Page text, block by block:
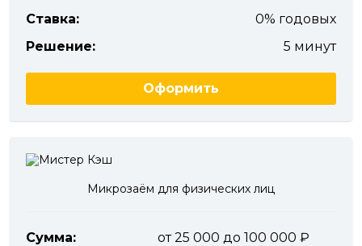
Ставка:
0% годовых
Решение:
5 минут
Оформить
Микрозаём для физических лиц
Сумма:
от 25 000 до 100 000